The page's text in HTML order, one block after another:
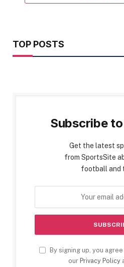
TOP POSTS
Subscribe
Get the latest
from SportsSite
football and
By signing up, you
our Privacy Policy